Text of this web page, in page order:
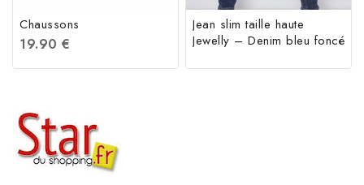
Chaussons
19.90 €
Jean slim taille haute
Jewelly – Denim bleu foncé